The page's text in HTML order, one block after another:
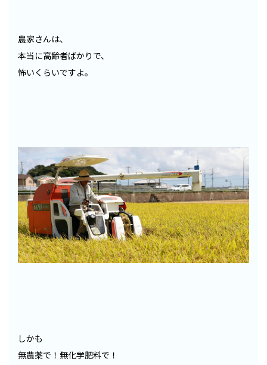
農家さんは、
本当に高齢者ばかりで、
怖いくらいですよ。
しかも
無農薬で！無化学肥料で！